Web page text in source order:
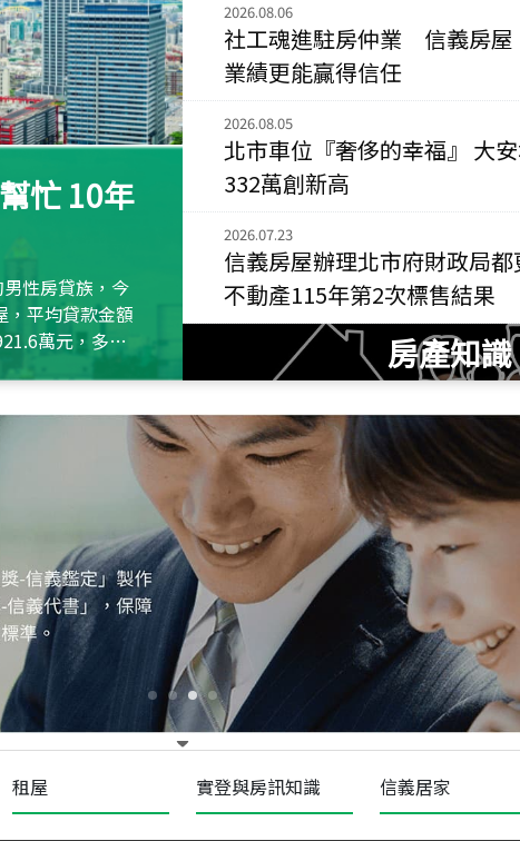
新北市永和區環河西路二段
115年07月 成交
央央
115年
小西華
115 年07 月 成交
捷豹
台北市中山區長春路
115年07月 成交
十泉十美
台北市北投區光明路
年 07月 成交
四維天廈
新竹市新竹市四維路
115 月 成交
菁英典藏
新竹市新竹市慈祥路
忙 10年
性房貸族，今
，平均貸款金額
萬元，多出
2026.08.06
社工魂進駐房仲業 信義房屋
業績更能贏得信任
2026.08.05
北市車位『奢侈的幸福』 大
332萬創新高
2026.07.23
信義房屋辦理北市府財政局
不動產115年第2次標售結果
房產知識
租屋 實登與房訊知識 信義居家